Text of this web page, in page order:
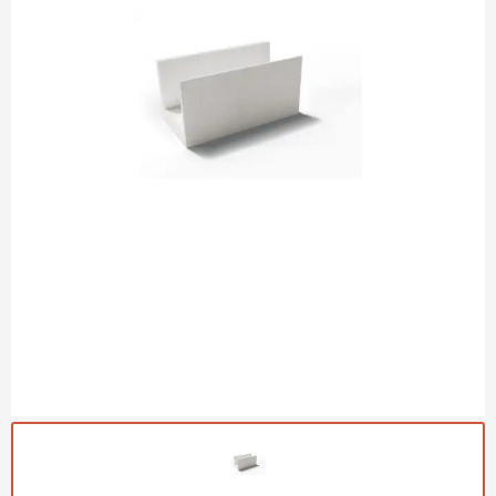
ПЕРЕЙТИ
Газобетон Аэрок